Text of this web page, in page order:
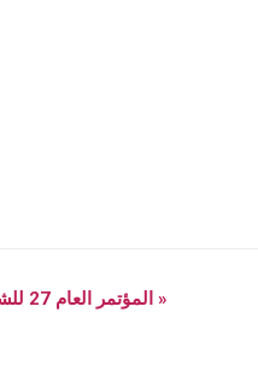
« المؤتمر العام 27 للشركة 2025